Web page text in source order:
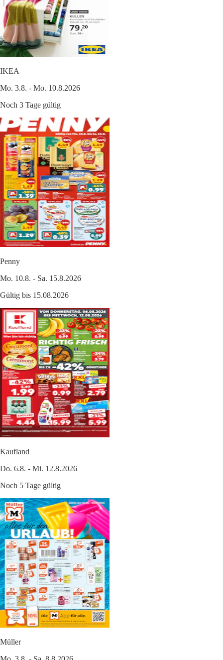
IKEA
Mo. 3.8. - Mo. 10.8.2026
Noch 3 Tage gültig
Penny
Mo. 10.8. - Sa. 15.8.2026
Gültig bis 15.08.2026
Kaufland
Do. 6.8. - Mi. 12.8.2026
Noch 5 Tage gültig
Müller